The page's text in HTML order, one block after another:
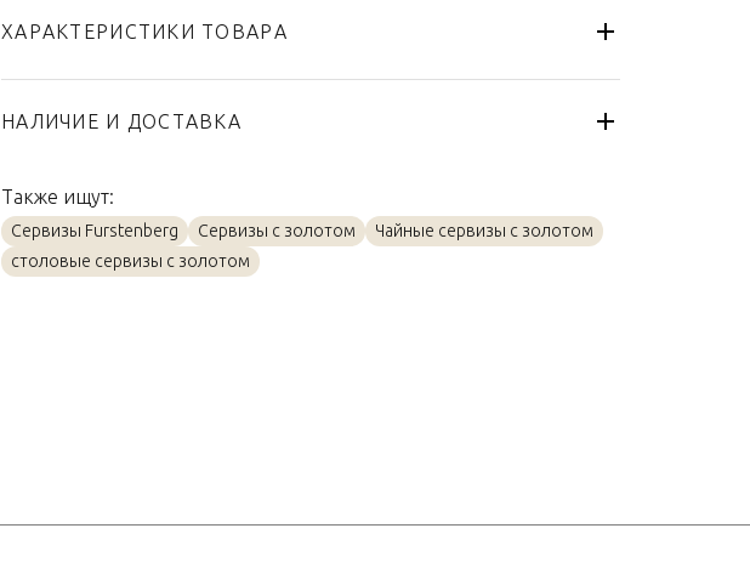
ХАРАКТЕРИСТИКИ ТОВАРА
Коллекция
Carlo Dal Bianco Este
Материал
Объем / Размер
0,4л
НАЛИЧИЕ И ДОСТАВКА
Также ищут:
Сервизы Furstenberg Сервизы с золотом
Чайные сервизы с золотом
столовые сервизы с золотом